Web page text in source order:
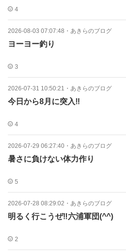
4
2026-08-03 07:07:48 ・ あきらのブログ
ヨーヨー釣り
3
2026-07-31 10:50:21 ・ あきらのブログ
今日から8月に突入‼︎
4
2026-07-29 06:27:40 ・ あきらのブログ
暑さに負けない体力作り
5
2026-07-28 08:29:02 ・ あきらのブログ
明るく行こうぜ‼︎六浦軍団(^^)
2